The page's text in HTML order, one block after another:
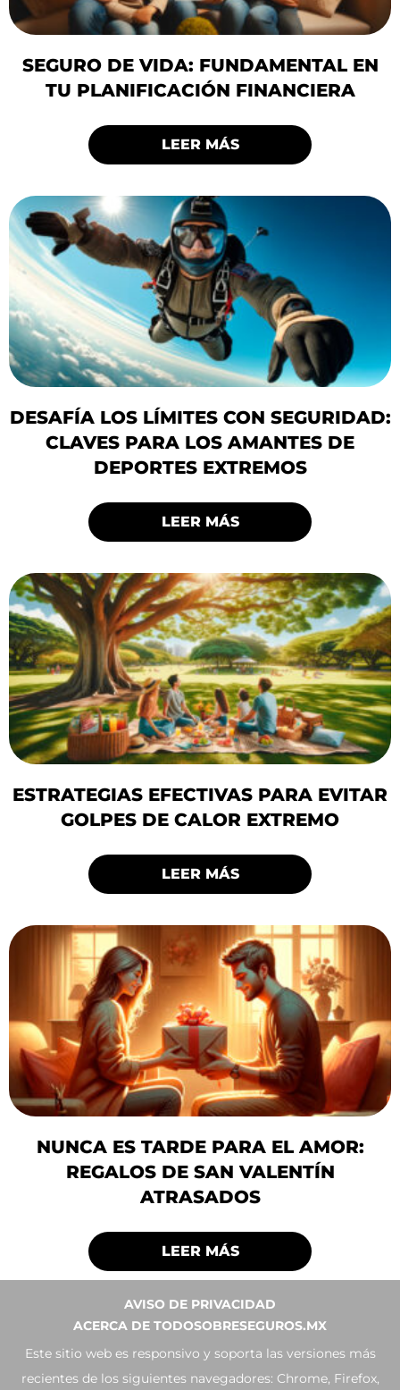
SEGURO DE VIDA: FUNDAMENTAL EN
TU PLANIFICACIÓN FINANCIERA
LEER MÁS
DESAFÍA LOS LÍMITES CON SEGURIDAD:
CLAVES PARA LOS AMANTES DE
DEPORTES EXTREMOS
LEER MÁS
ESTRATEGIAS EFECTIVAS PARA EVITAR
GOLPES DE CALOR EXTREMO
LEER MÁS
NUNCA ES TARDE PARA EL AMOR:
REGALOS DE SAN VALENTÍN
ATRASADOS
LEER MÁS
AVISO DE PRIVACIDAD
ACERCA DE TODOSOBRESEGUROS.MX
Este sitio web es responsivo y soporta las versiones más
recientes de los siguientes navegadores: Chrome, Firefox,